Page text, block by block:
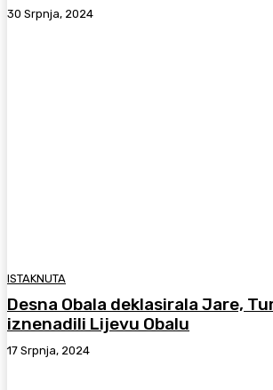
30 Srpnja, 2024
ISTAKNUTA
Desna Obala deklasirala Jare,
iznenadili Lijevu Obalu
17 Srpnja, 2024